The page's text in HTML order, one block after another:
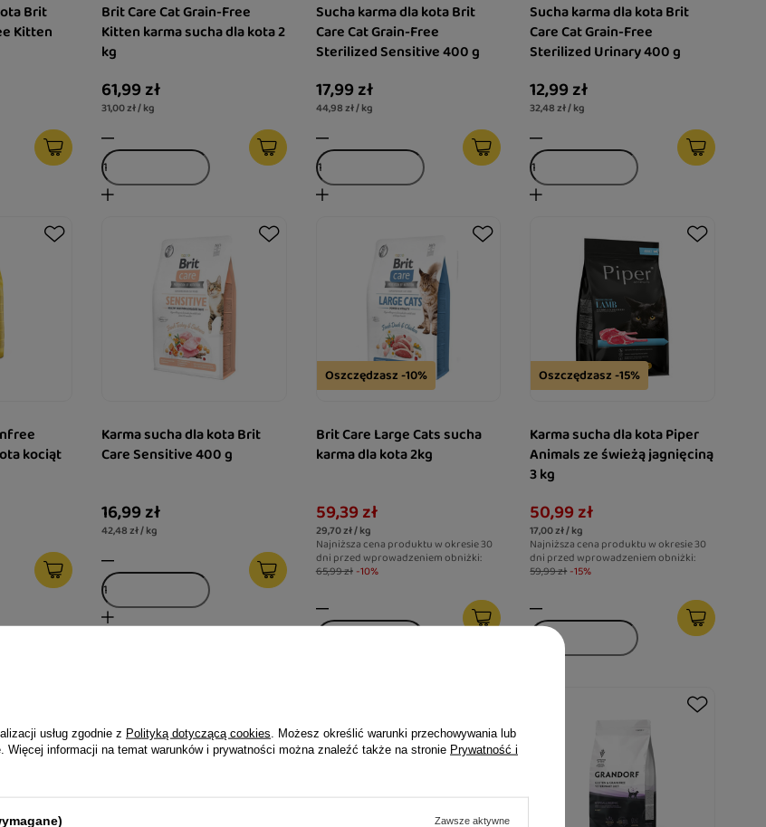
Brit
Kitten
Brit Care Cat Grain-Free
Kitten karma sucha dla kota 2
kg
61,99 zł
31,00 zł / kg
Sucha karma dla kota Brit
Care Cat Grain-Free
Sterilized Sensitive 400 g
17,99 zł
44,98 zł / kg
Sucha karma dla kota Brit
Care Cat Grain-Free
Sterilized Urinary 400 g
12,99 zł
32,48 zł / kg
kociąt
Karma sucha dla kota Brit
Care Sensitive 400 g
16,99 zł
42,48 zł / kg
Oszczędzasz -10%
Brit Care Large Cats sucha
karma dla kota 2kg
59,39 zł
29,70 zł / kg
Najniższa cena produktu w okresie 30
dni przed wprowadzeniem obniżki:
65,99 zł -10%
Oszczędzasz -15%
Karma sucha dla kota Piper
Animals ze świeżą jagnięciną
3 kg
50,99 zł
17,00 zł / kg
Najniższa cena produktu w okresie 30
dni przed wprowadzeniem obniżki:
59,99 zł-15%
usług zgodnie z Polityką dotyczącą cookies . Możesz określić warunki przechowywania lub
Więcej informacji na temat warunków i prywatności można znaleźć także na stronie Prywatność i
Zawsze aktywne